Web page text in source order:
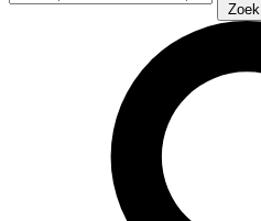
Zoek